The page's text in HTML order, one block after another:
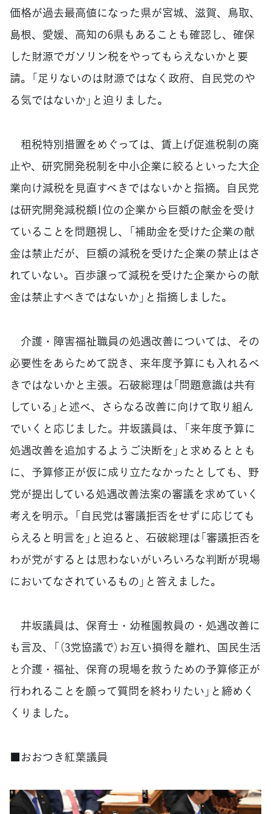
価格が過去最高値になった県が宮城、滋賀、鳥取、
島根、愛媛、高知の6県もあることも確認し、確保
した財源でガソリン税をやってもらえないかと要
請。「足りないのは財源ではなく政府、自民党のや
る気ではないか」と迫りました。
租税特別措置をめぐっては、賃上げ促進税制の廃
止や、研究開発税制を中小企業に絞るといった大企
業向け減税を見直すべきではないかと指摘。自民党
は研究開発減税額1位の企業から巨額の献金を受け
ていることを問題視し、「補助金を受けた企業の献
金は禁止だが、巨額の減税を受けた企業の禁止はさ
れていない。百歩譲って減税を受けた企業からの献
金は禁止すべきではないか」と指摘しました。
介護・障害福祉職員の処遇改善については、その
必要性をあらためて説き、来年度予算にも入れるべ
きではないかと主張。石破総理は「問題意識は共有
している」と述べ、さらなる改善に向けて取り組ん
でいくと応じました。井坂議員は、「来年度予算に
処遇改善を追加するようご決断を」と求めるととも
に、予算修正が仮に成り立たなかったとしても、野
党が提出している処遇改善法案の審議を求めていく
考えを明示。「自民党は審議拒否をせずに応じても
らえると明言を」と迫ると、石破総理は「審議拒否を
わが党がするとは思わないがいろいろな判断が現場
においてなされているもの」と答えました。
井坂議員は、保育士・幼稚園教員の・処遇改善に
も言及、「（3党協議で）お互い損得を離れ、国民生活
と介護・福祉、保育の現場を救うための予算修正が
行われることを願って質問を終わりたい」と締めく
くりました。
■おおつき紅葉議員